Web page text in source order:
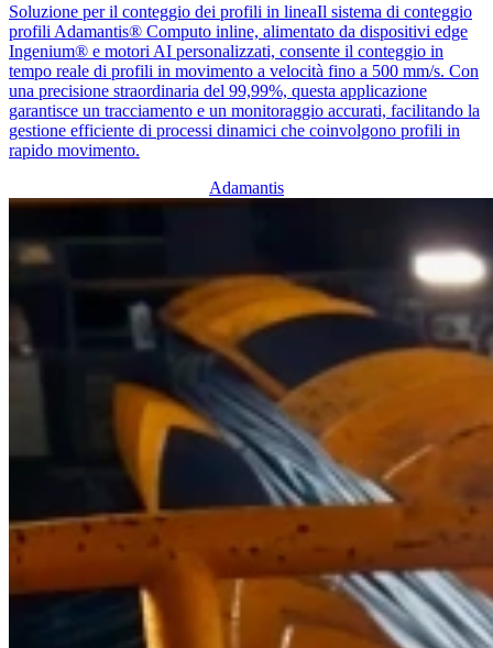
Soluzione per il conteggio dei profili in lineaIl sistema di conteggio
profili Adamantis® Computo inline, alimentato da dispositivi edge
Ingenium® e motori AI personalizzati, consente il conteggio in
tempo reale di profili in movimento a velocità fino a 500 mm/s. Con
una precisione straordinaria del 99,99%, questa applicazione
garantisce un tracciamento e un monitoraggio accurati, facilitando la
gestione efficiente di processi dinamici che coinvolgono profili in
rapido movimento.
Adamantis